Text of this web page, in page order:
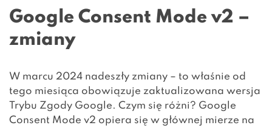
Google Consent Mode v2 –
zmiany
W marcu 2024 nadeszły zmiany – to właśnie od
tego miesiąca obowiązuje zaktualizowana wersja
Trybu Zgody Google. Czym się różni? Google
Consent Mode v2 opiera się w głównej mierze na